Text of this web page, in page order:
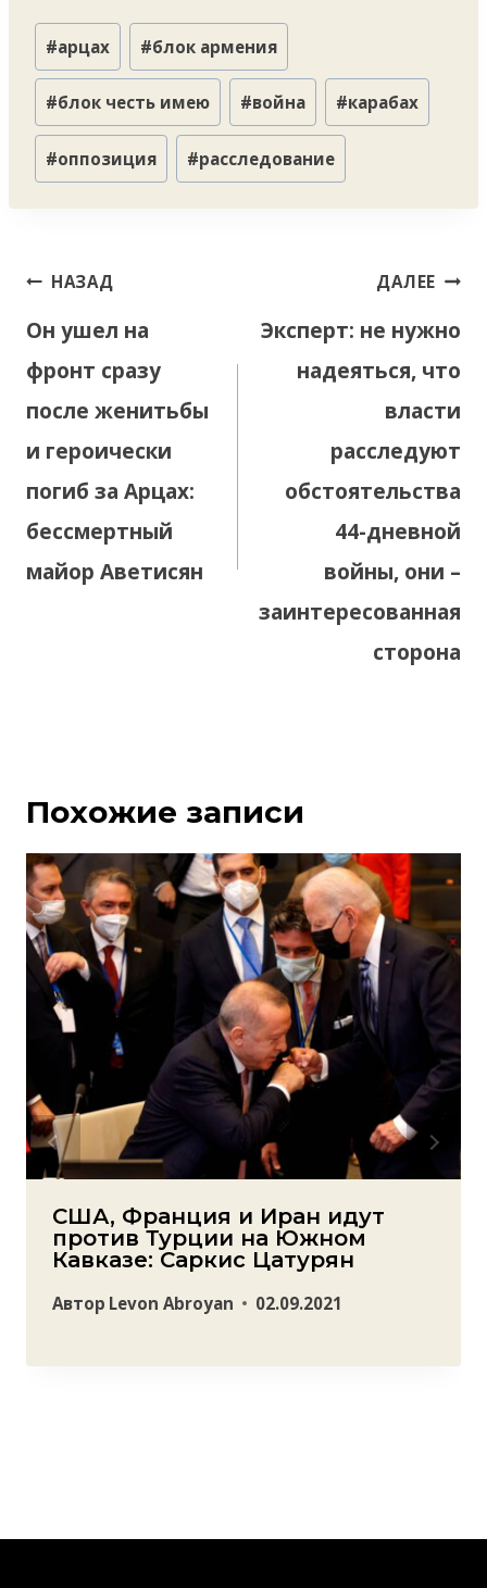
Метки
записи:
#арцах #блок армения
#блок честь имею #война #карабах
#оппозиция #расследование
Навигация
записям
НАЗАД
Он ушел на
фронт сразу
после женитьбы
и героически
погиб за Арцах:
бессмертный
майор Аветисян
ДАЛЕЕ
Эксперт: не нужно
надеяться, что
власти
расследуют
обстоятельства
44-дневной
войны, они –
заинтересованная
сторона
Похожие записи
США, Франция и Иран идут
против Турции на Южном
Кавказе: Саркис Цатурян
Автор Levon Abroyan 02.09.2021